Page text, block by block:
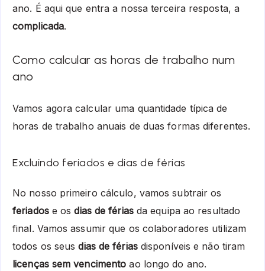
ano. É aqui que entra a nossa terceira resposta, a
complicada.
Como calcular as horas de trabalho num
ano
Vamos agora calcular uma quantidade típica de
horas de trabalho anuais de duas formas diferentes.
Excluindo feriados e dias de férias
No nosso primeiro cálculo, vamos subtrair os
feriadose osdias de fériasda equipa ao resultado
final. Vamos assumir que os colaboradores utilizam
todos os seusdias de fériasdisponíveis e não tiram
licenças sem vencimento ao longo do ano.